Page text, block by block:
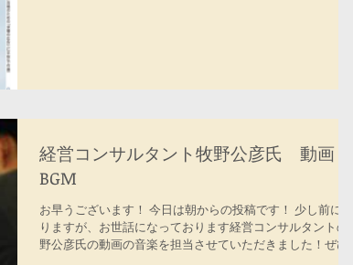
経営コンサルタント牧野公彦氏 動画
BGM
お早うございます！ 今日は朝からの投稿です！ 少し前にな
りますが、お世話になっております経営コンサルタントの牧
野公彦氏の動画の音楽を担当させていただきました！ぜひ、